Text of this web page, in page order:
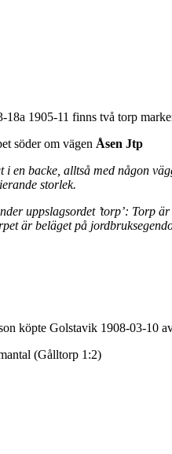
1905-11 finns två torp
söder om vägen Åsen Jtp
i en backe, alltså med någon
storlek.
uppslagsordet ’torp’: Torp är
är beläget på
köpte Golstavik 1908-03-10
(Gålltorp 1:2)